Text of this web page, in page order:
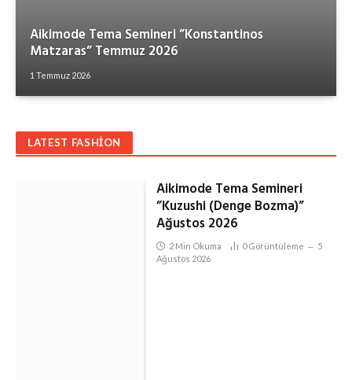
Aikimode Tema Semineri ”Konstantinos
Matzaras” Temmuz 2026
1 Temmuz 2026
LATEST FASHION
Aikimode Tema Semineri
”Kuzushi (Denge Bozma)”
Ağustos 2026
2 Min Okuma 0Görüntüleme
5
Ağustos 2026